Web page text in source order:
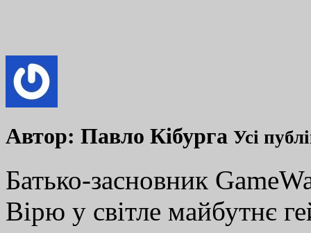
Автор: Павло Кібурга Усі
Батько-засновник
Вірю у світле майбутнє